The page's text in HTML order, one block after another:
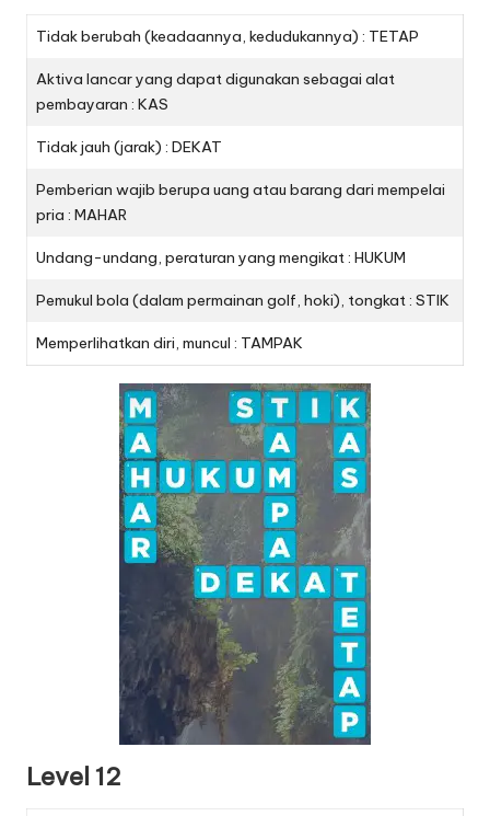
Tidak berubah (keadaannya, kedudukannya) : TETAP
Aktiva lancar yang dapat digunakan sebagai alat
pembayaran : KAS
Tidak jauh (jarak) : DEKAT
Pemberian wajib berupa uang atau barang dari mempelai
pria : MAHAR
Undang-undang, peraturan yang mengikat : HUKUM
Pemukul bola (dalam permainan golf, hoki), tongkat : STIK
Memperlihatkan diri, muncul : TAMPAK
Level 12